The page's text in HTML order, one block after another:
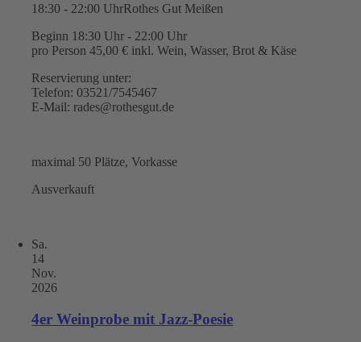
18:30 - 22:00 UhrRothes Gut Meißen
Beginn 18:30 Uhr - 22:00 Uhr
pro Person 45,00 € inkl. Wein, Wasser, Brot & Käse
Reservierung unter:
Telefon: 03521/7545467
E-Mail: rades@rothesgut.de
maximal 50 Plätze, Vorkasse
Ausverkauft
Sa.
14
Nov.
2026
4er Weinprobe mit Jazz-Poesie